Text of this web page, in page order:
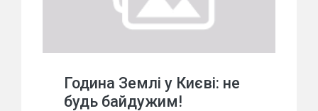
Година Землі у Києві: не
будь байдужим!